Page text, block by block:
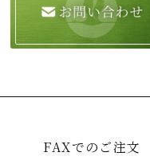
FAXでのご注文